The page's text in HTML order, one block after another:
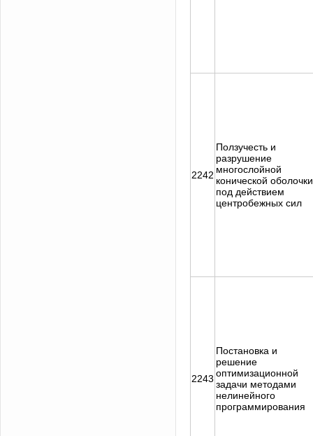
2242
Ползучесть и
разрушение
многослойной
конической оболочки
под действием
центробежных сил
2243
Постановка и
решение
оптимизационной
задачи методами
нелинейного
программирования